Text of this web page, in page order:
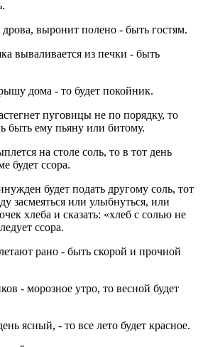
выронит полено - быть гостям.
вываливается из печки - быть
дома - то будет покойник.
пуговицы не по порядку, то
быть ему пьяну или битому.
на столе соль, то в тот день
будет ссора.
будет подать другому соль, тот
засмеяться или улыбнуться, или
хлеба и сказать: «хлеб с солью не
ссора.
рано - быть скорой и прочной
- морозное утро, то весной будет
ясный, - то все лето будет красное.